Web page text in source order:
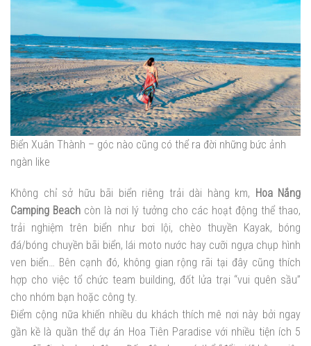
Biển Xuân Thành – góc nào cũng có thể ra đời những bức ảnh
ngàn like
Không chỉ sở hữu bãi biển riêng trải dài hàng km, Hoa Nắng
Camping Beach còn là nơi lý tưởng cho các hoạt động thể thao,
trải nghiệm trên biển như bơi lội, chèo thuyền Kayak, bóng
đá/bóng chuyền bãi biển, lái moto nước hay cưỡi ngựa chụp hình
ven biển… Bên cạnh đó, không gian rộng rãi tại đây cũng thích
hợp cho việc tổ chức team building, đốt lửa trại “vui quên sầu”
cho nhóm bạn hoặc công ty.
Điểm cộng nữa khiến nhiều du khách thích mê nơi này bởi ngay
gần kề là quần thể dự án Hoa Tiên Paradise với nhiều tiện ích 5